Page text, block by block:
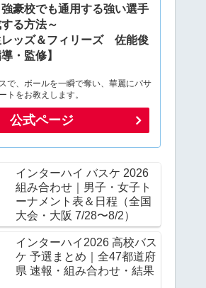
強豪校でも通用する強い選手
る方法～
レッズ＆フィリーズ 佐能俊
・監修】
で、ボールを一瞬で奪い、華麗にパサ
トをお教えします。
公式ページ
インターハイ バスケ 2026
組み合わせ｜男子・女子ト
ーナメント表＆日程（全国
大会・大阪 7/28〜8/2）
インターハイ2026 高校バス
ケ 予選まとめ｜全47都道府
県 速報・組み合わせ・結果